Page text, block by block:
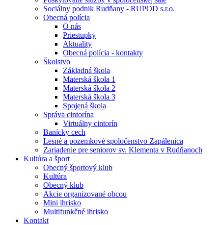
Sociálny podnik Rudňany - RUPOD s.r.o.
Obecná polícia
O nás
Priestupky
Aktuality
Obecná polícia - kontakty
Školstvo
Základná škola
Materská škola 1
Materská škola 2
Materská škola 3
Spojená škola
Správa cintorína
Virtuálny cintorín
Banícky cech
Lesné a pozemkové spoločenstvo Zapálenica
Zariadenie pre seniorov sv. Klementa v Rudňanoch
Kultúra a šport
Obecný športový klub
Kultúra
Obecný klub
Akcie organizované obcou
Mini ihrisko
Multifunkčné ihrisko
Kontakt